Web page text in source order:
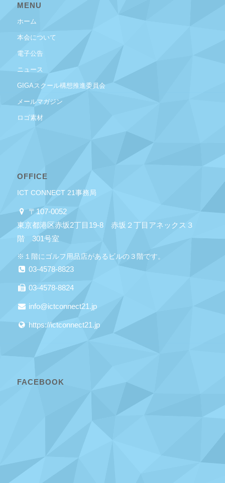
MENU
ホーム
本会について
電子公告
ニュース
GIGAスクール構想推進委員会
メールマガジン
ロゴ素材
OFFICE
ICT CONNECT 21事務局
〒107-0052
東京都港区赤坂2丁目19-8 赤坂２丁目アネックス３
階 301号室
※１階にゴルフ用品店があるビルの３階です。
03-4578-8823
03-4578-8824
info@ictconnect21.jp
https://ictconnect21.jp
FACEBOOK